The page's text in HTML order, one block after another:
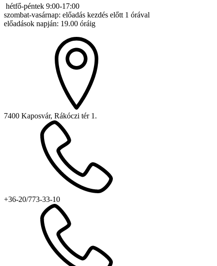
hétfő-péntek 9:00-17:00
szombat-vasárnap: előadás kezdés előtt 1 órával
előadások napján: 19.00 óráig
7400 Kaposvár, Rákóczi tér 1.
+36-20/773-33-10